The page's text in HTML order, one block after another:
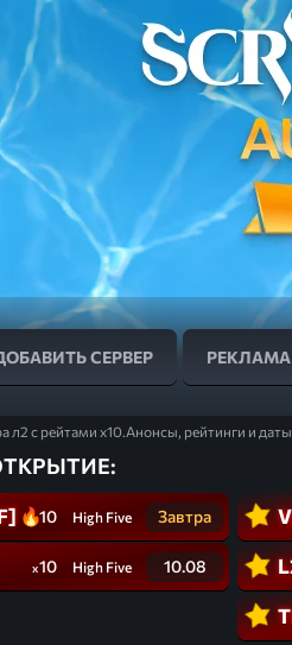
СЕРВЕР РЕКЛАМА
л2 с рейтами x10.Анонсы, рейтинги и
x10 High Five Завтра
x10 High Five 10.08